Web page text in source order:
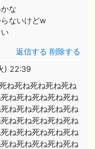
な
ないけどw
返信する 削除する
) 22:39
ね死ね死ね死ね死ね
ね死ね死ね死ね死ね
ね死ね死ね死ね死ね
ね死ね死ね死ね死ね
ね死ね死ね死ね死ね
ね死ね死ね死ね死ね